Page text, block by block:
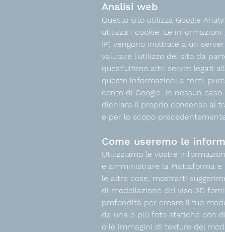
Analisi web
Questo sito utilizza Google
utilizza i cookie. Le
IP) vengono inoltrate a un
valutare l'utilizzo del sito da
quest'ultimo altri servizi legati
queste informazioni a terzi,
conto di Google. In nessun
dichiara il proprio consenso al
e per lo scopo
Come useremo le
Utilizziamo le vostre
e amministrare la Piattaforma
le altre cose, mostrarti
di modellazione del viso 3D
profondità per creare il tuo
da una o più foto statiche con
o le immagini di texture del